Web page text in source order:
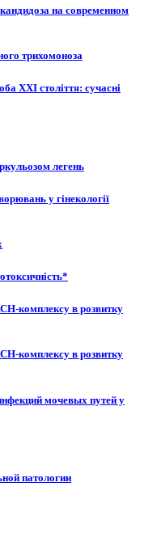
на современном
трихомоноза
XXI століття: сучасні
легень
у гінекології
комплексу в розвитку
комплексу в розвитку
мочевых путей у
патологии